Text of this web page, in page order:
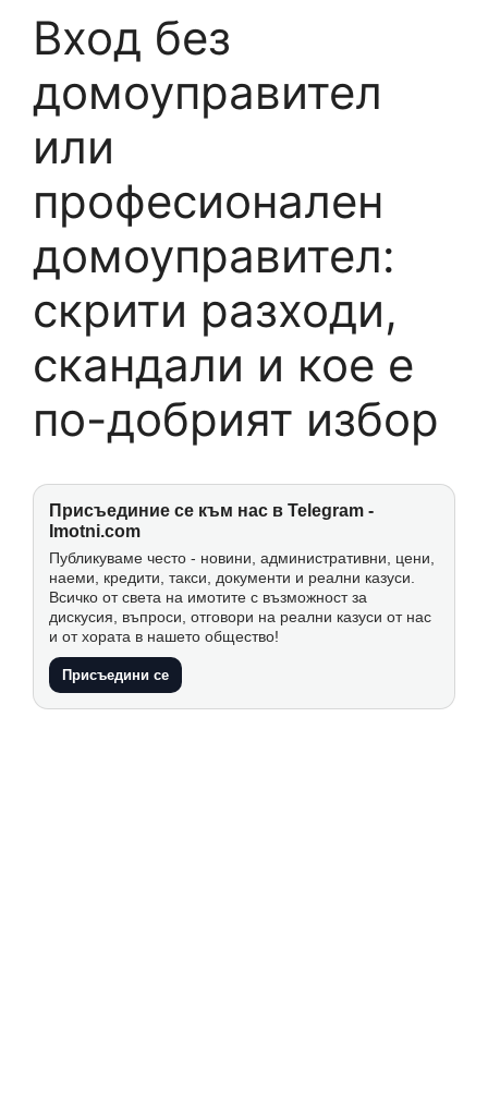
Вход без
домоуправител
или
професионален
домоуправител:
скрити разходи,
скандали и кое е
по-добрият избор
Присъединие се към нас в Telegram -
Imotni.com
Публикуваме често - новини, административни, цени,
наеми, кредити, такси, документи и реални казуси.
Всичко от света на имотите с възможност за
дискусия, въпроси, отговори на реални казуси от нас
и от хората в нашето общество!
Присъедини се